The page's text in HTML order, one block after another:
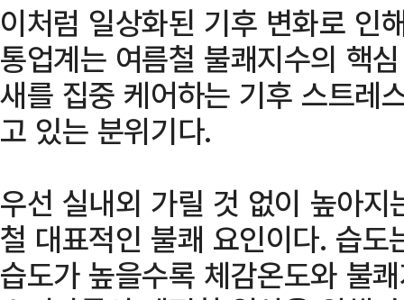
이처럼 일상화된 기후 변화로 인
통업계는 여름철 불쾌지수의
새를 집중 케어하는 기후 스트레
고 있는 분위기다.
우선 실내외 가릴 것 없이 높아
철 대표적인 불쾌 요인이다. 습
습도가 높을수록 체감온도와 불